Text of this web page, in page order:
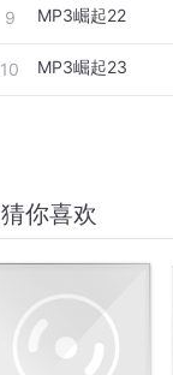
9 MP3崛起22
10 MP3崛起23
猜你喜欢